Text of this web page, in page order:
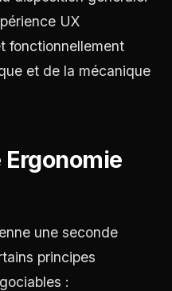
UX
fonctionnellement
et de la mécanique
Ergonomie
une seconde
principes
: